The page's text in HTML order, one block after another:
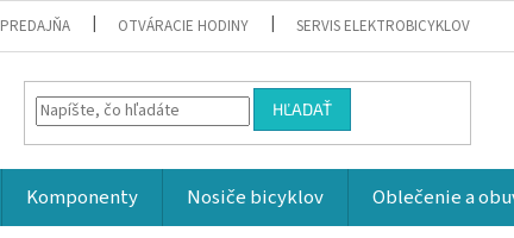
PREDAJŇA OTVÁRACIE HODINY SERVIS ELEKTROBICYKLOV
HĽADAŤ
Komponenty Nosiče bicyklov Oblečenie a